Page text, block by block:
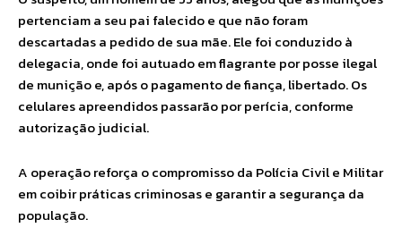
pertenciam a seu pai falecido e que não foram
descartadas a pedido de sua mãe. Ele foi conduzido à
delegacia, onde foi autuado em flagrante por posse ilegal
de munição e, após o pagamento de fiança, libertado. Os
celulares apreendidos passarão por perícia, conforme
autorização judicial.
A operação reforça o compromisso da Polícia Civil e Militar
em coibir práticas criminosas e garantir a segurança da
população.